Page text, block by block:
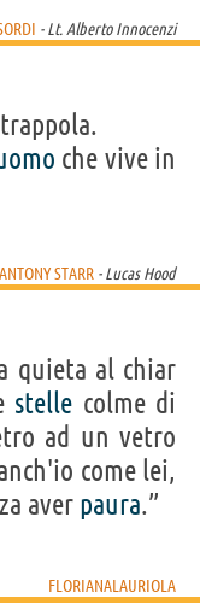
- Lt. Alberto Innocenzi
che vive in
ANTONY STARR - Lucas Hood
quieta al chiar
stelle colme di
ad un vetro
come lei,
aver paura.”
FLORIANALAURIOLA